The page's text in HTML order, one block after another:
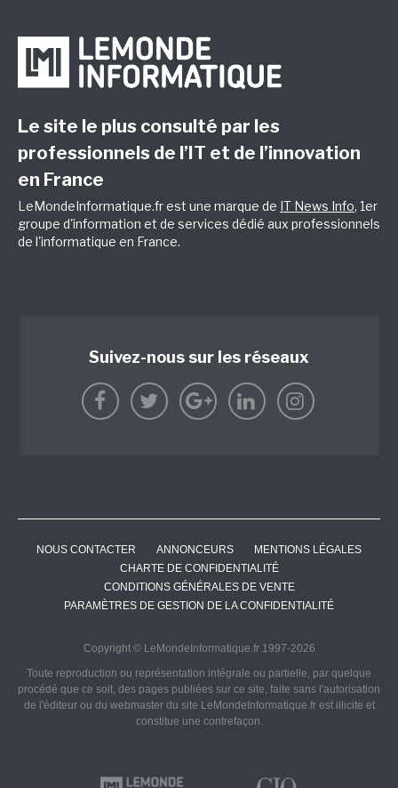
Le site le plus consulté par les
professionnels de l’IT et de l’innovation
en France
LeMondeInformatique.fr est une marque de IT News Info, 1er
groupe d'information et de services dédié aux professionnels
de l'informatique en France.
Suivez-nous sur les réseaux
NOUS CONTACTER ANNONCEURS
MENTIONS LÉGALES
CHARTE DE CONFIDENTIALITÉ
CONDITIONS GÉNÉRALES DE VENTE
PARAMÈTRES DE GESTION DE LA CONFIDENTIALITÉ
Copyright © LeMondeInformatique.fr 1997-2026
Toute reproduction ou représentation intégrale ou partielle, par quelque
procédé que ce soit, des pages publiées sur ce site, faite sans l'autorisation
de l'éditeur ou du webmaster du site LeMondeInformatique.fr est illicite et
constitue une contrefaçon.